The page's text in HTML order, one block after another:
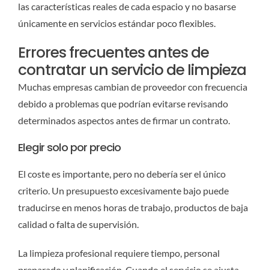
las características reales de cada espacio y no basarse
únicamente en servicios estándar poco flexibles.
Errores frecuentes antes de
contratar un servicio de limpieza
Muchas empresas cambian de proveedor con frecuencia
debido a problemas que podrían evitarse revisando
determinados aspectos antes de firmar un contrato.
Elegir solo por precio
El coste es importante, pero no debería ser el único
criterio. Un presupuesto excesivamente bajo puede
traducirse en menos horas de trabajo, productos de baja
calidad o falta de supervisión.
La limpieza profesional requiere tiempo, personal